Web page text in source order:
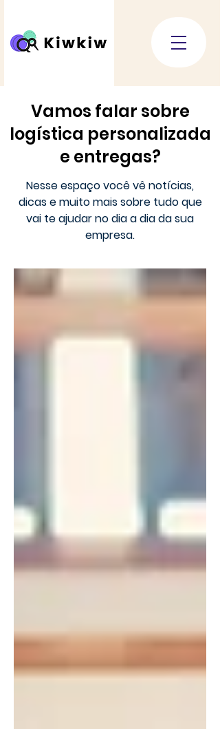
Vamos falar sobre
logística personalizada
e entregas?
Nesse espaço você vê notícias,
dicas e muito mais sobre tudo que
vai te ajudar no dia a dia da sua
empresa.